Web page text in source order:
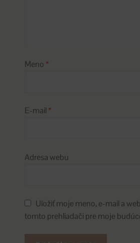
Meno *
E-mail *
Adresa webu
Uložiť moje meno, e-mail a
tomto prehliadači pre moje